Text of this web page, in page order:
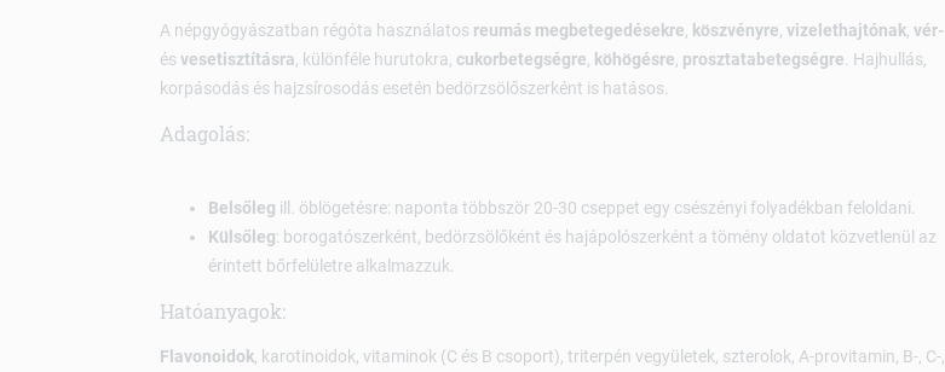
A népgyógyászatban régóta használatos reumás megbetegedésekre, köszvényre, vizelethajtónak, vér-
és vesetisztításra, különféle hurutokra, cukorbetegségre, köhögésre, prosztatabetegségre. Hajhullás,
korpásodás és hajzsírosodás esetén bedörzsölőszerként is hatásos.
Adagolás:
Belsőleg ill. öblögetésre: naponta többször 20-30 cseppet egy csészényi folyadékban feloldani.
Külsőleg: borogatószerként, bedörzsölőként és hajápolószerként a tömény oldatot közvetlenül az
érintett bőrfelületre alkalmazzuk.
Hatóanyagok:
Flavonoidok, karotinoidok, vitaminok (C és B csoport), triterpén vegyületek, szterolok, A-provitamin, B-, C-,